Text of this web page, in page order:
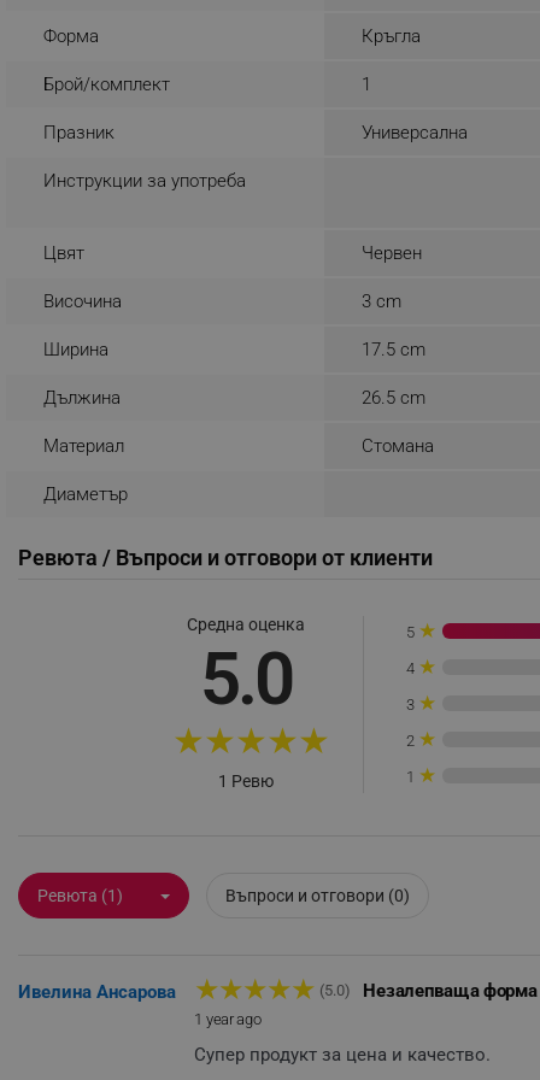
Форма Кръгла
Брой/комплект 1
Празник Универсална
Инструкции за употреба
Цвят Червен
Височина 3 cm
Ширина 17.5 cm
Дължина 26.5 cm
Материал Стомана
Диаметър
Ревюта / Въпроси и отговори от клиенти
Средна оценка
5.0
★★★★★
1 Ревю
5 ★
4 ★
3 ★
2 ★
1 ★
Ревюта (1) Въпроси и отговори (0)
Ивелина Ансарова ★★★★★ (5.0) Незалепваща
1 year ago
Супер продукт за цена и качество.
_nzm_noid_92166-7699
_sgf_delayed_actions,
_sgf_rq
segmentifyExtension
rlv_g
rlv_e_pt